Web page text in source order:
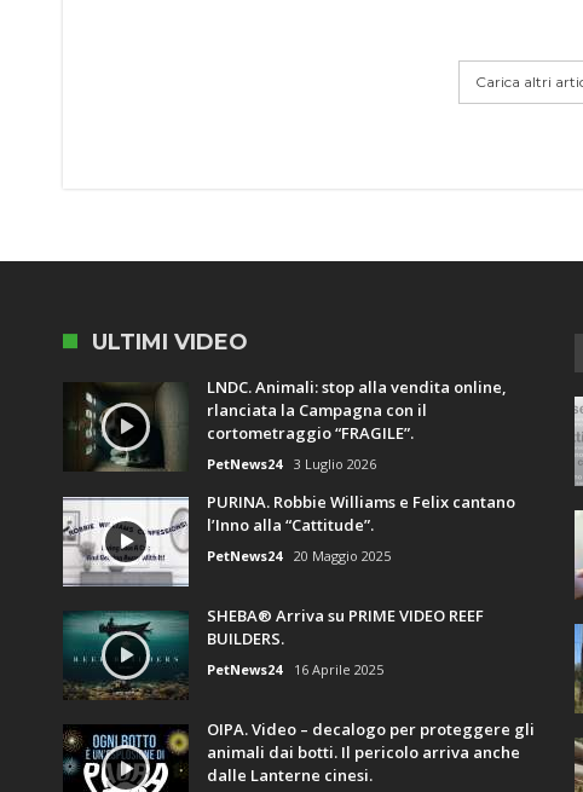
Carica altri
ULTIMI VIDEO
LNDC. Animali: stop alla vendita online,
rlanciata la Campagna con il
cortometraggio “FRAGILE”.
PetNews24 3 Luglio 2026
PURINA. Robbie Williams e Felix cantano
l’Inno alla “Cattitude”.
PetNews24 20 Maggio 2025
SHEBA® Arriva su PRIME VIDEO REEF
BUILDERS.
PetNews24 16 Aprile 2025
OIPA. Video – decalogo per proteggere gli
animali dai botti. Il pericolo arriva anche
dalle Lanterne cinesi.